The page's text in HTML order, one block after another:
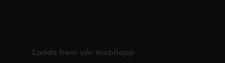
Ladda hem vår mobilapp